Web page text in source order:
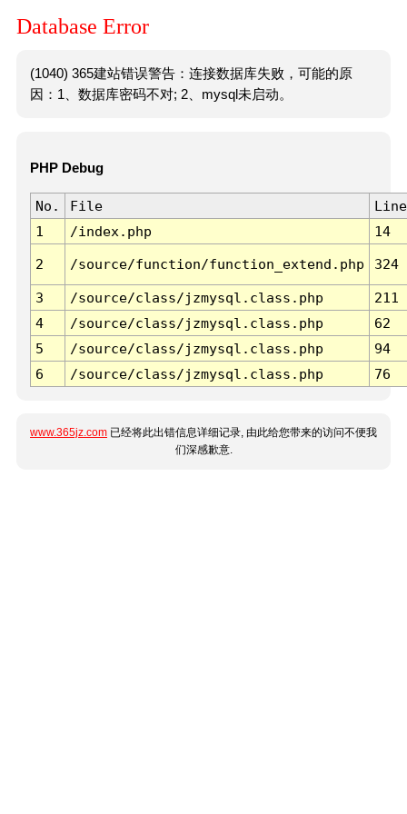
Database Error
(1040) 365建站错误警告：连接数据库失败，可能的原
因：1、数据库密码不对; 2、mysql未启动。
PHP Debug
No. File
Line
1
/index.php 14
2 /source/function/function_extend.php 324
3 /source/class/jzmysql.class.php
211
4
/source/class/jzmysql.class.php
62
5
/source/class/jzmysql.class.php
94
6
/source/class/jzmysql.class.php 76
www.365jz.com 已经将此出错信息详细记录, 由此给您带来的访问不便我
们深感歉意.